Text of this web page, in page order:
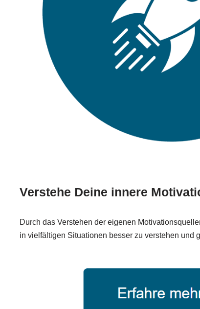
Verstehe Deine innere
Durch das Verstehen der eigenen
in vielfältigen Situationen besser zu verstehen und